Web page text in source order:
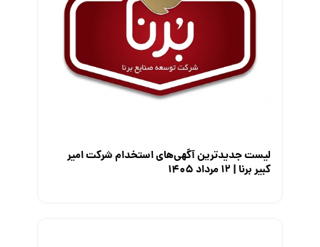
گزارش‌های آماری
معرفی متخصصان منابع انسانی
لیست جدیدترین آگهی‌های استخدام شرکت امیر
کبیر برنا | ۱۲ مرداد ۱۴۰۵